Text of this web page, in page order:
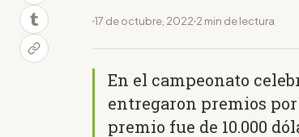
17 de octubre, 2022 2 min de lectura
En el campeonato
entregaron premios
premio fue de 10.000